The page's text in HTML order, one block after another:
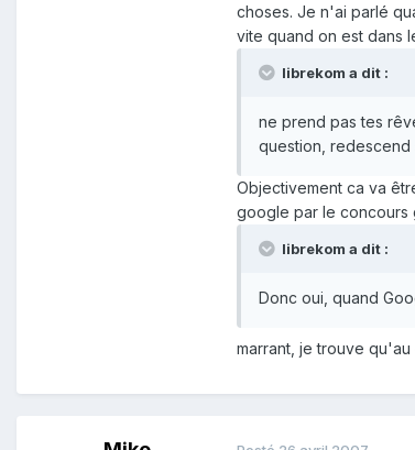
choses. Je n'ai parlé
vite quand on est dans
librekom a dit :
ne prend pas tes
question, redescend
Objectivement ca va
google par le concours
librekom a dit :
Donc oui, quand
marrant, je trouve